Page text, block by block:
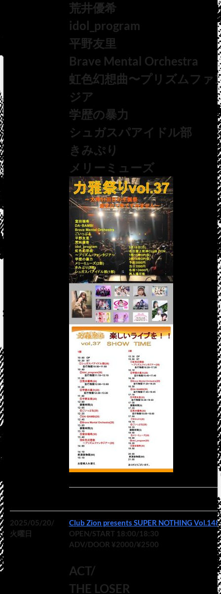
荒井優希
idol_program
平野友里
Brave Mental Orchestra
虹色幻想曲〜プリズムファ
ジア
学歴の暴力
シュガスパアイドル部
きみぷり
メリーミューズ
2025/05/20/
火曜日
Club Zion presents SUPER NOTHING Vol.148
OPEN/START 18:00/18:30
ADV/DOOR ¥2000/¥2500
ACT/
THE LOSER